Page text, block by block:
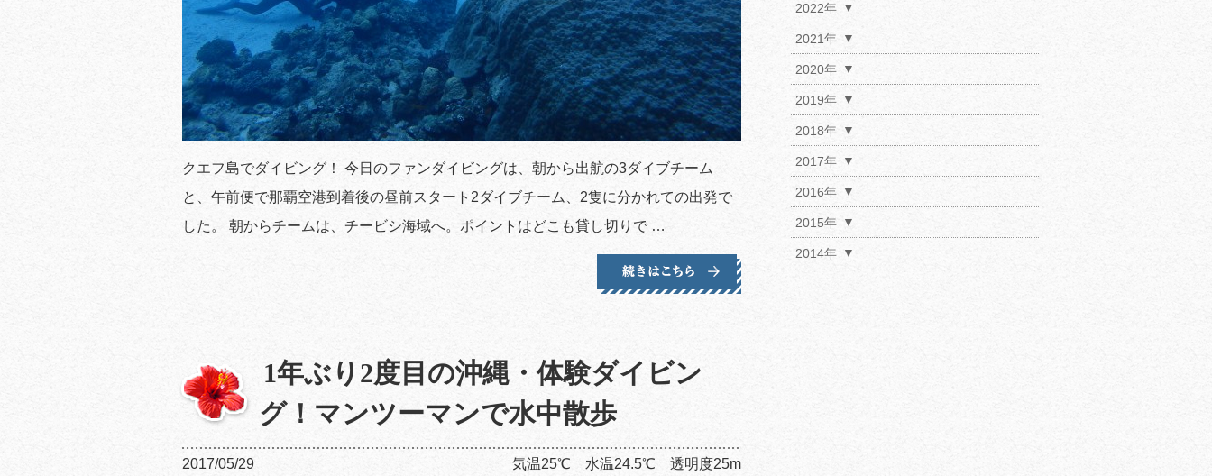
クエフ島でダイビング！ 今日のファンダイビングは、朝から出航の3ダイブチーム
と、午前便で那覇空港到着後の昼前スタート2ダイブチーム、2隻に分かれての出発で
した。 朝からチームは、チービシ海域へ。ポイントはどこも貸し切りで …
1年ぶり2度目の沖縄・体験ダイビン
グ！マンツーマンで水中散歩
2017/05/29 気温25℃ 水温24.5℃ 透明度25m
2022年
2021年
2020年
2019年
2018年
2017年
2016年
2015年
2014年